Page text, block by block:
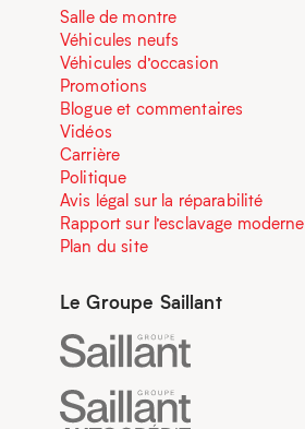
Salle de montre
Véhicules neufs
Véhicules d’occasion
Promotions
Blogue et commentaires
Vidéos
Carrière
Politique
Avis légal sur la réparabilité
Rapport sur l’esclavage moderne
Plan du site
Le Groupe Saillant